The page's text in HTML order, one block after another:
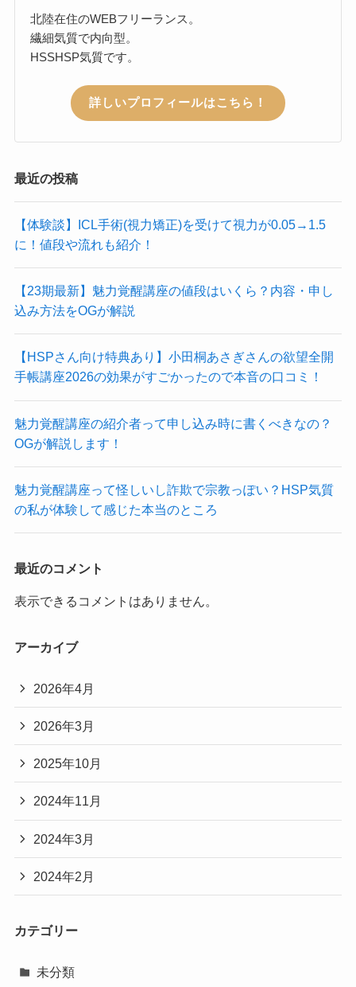
北陸在住のWEBフリーランス。
繊細気質で内向型。
HSSHSP気質です。
詳しいプロフィールはこちら！
最近の投稿
【体験談】ICL手術(視力矯正)を受けて視力が0.05→1.5
に！値段や流れも紹介！
【23期最新】魅力覚醒講座の値段はいくら？内容・申し
込み方法をOGが解説
【HSPさん向け特典あり】小田桐あさぎさんの欲望全開
手帳講座2026の効果がすごかったので本音の口コミ！
魅力覚醒講座の紹介者って申し込み時に書くべきなの？
OGが解説します！
魅力覚醒講座って怪しいし詐欺で宗教っぽい？HSP気質
の私が体験して感じた本当のところ
最近のコメント
表示できるコメントはありません。
アーカイブ
2026年4月
2026年3月
2025年10月
2024年11月
2024年3月
2024年2月
カテゴリー
未分類